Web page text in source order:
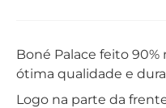
Boné Palace feito 90%
ótima qualidade e
Logo na parte da